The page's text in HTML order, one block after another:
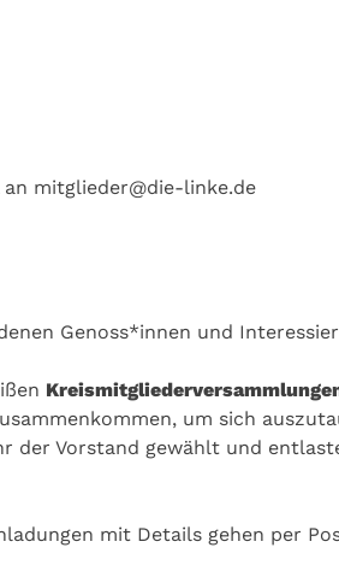
mitglieder@die-linke.de
Genoss*innen und
um sich
der Vorstand gewählt und
mit Details gehen per